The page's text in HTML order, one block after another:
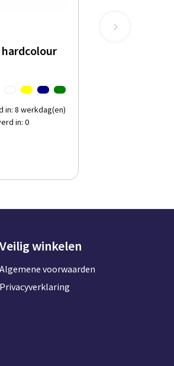
hardcolour
in: 8 werkdag(en)
in: 0
Veilig winkelen
Algemene voorwaarden
Privacyverklaring